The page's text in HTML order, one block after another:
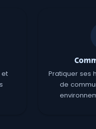
et
Pratiquer ses
de